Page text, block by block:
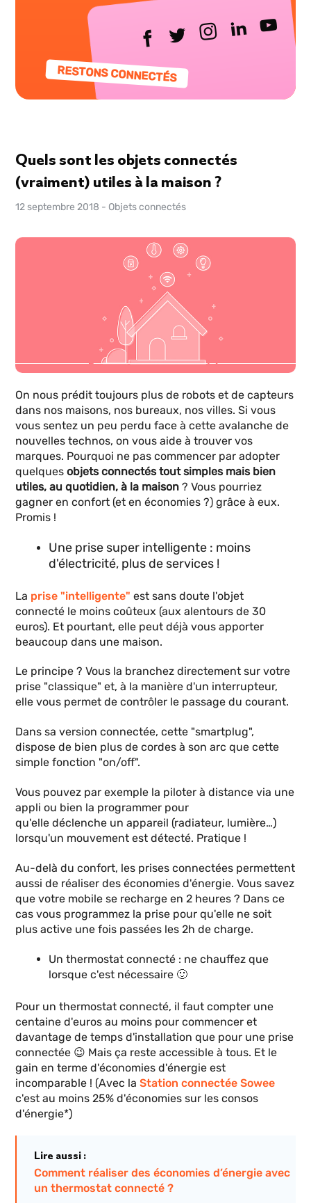
RESTONS CONNECTÉS
Quels sont les objets connectés
(vraiment) utiles à la maison ?
12 septembre 2018 - Objets connectés
On nous prédit toujours plus de robots et de capteurs
dans nos maisons, nos bureaux, nos villes. Si vous
vous sentez un peu perdu face à cette avalanche de
nouvelles technos, on vous aide à trouver vos
marques. Pourquoi ne pas commencer par adopter
quelquesobjets connectés tout simples mais bien
utiles, au quotidien, à la maison ? Vous pourriez
gagner en confort (et en économies ?) grâce à eux.
Promis !
Une prise super intelligente : moins
d'électricité, plus de services !
La prise "intelligente" est sans doute l'objet
connecté le moins coûteux (aux alentours de 30
euros). Et pourtant, elle peut déjà vous apporter
beaucoup dans une maison.
Le principe ? Vous la branchez directement sur votre
prise "classique" et, à la manière d'un interrupteur,
elle vous permet de contrôler le passage du courant.
Dans sa version connectée, cette "smartplug",
dispose de bien plus de cordes à son arc que cette
simple fonction "on/off".
Vous pouvez par exemple la piloter à distance via une
appli ou bien la programmer pour
qu'elle déclenche un appareil (radiateur, lumière…)
lorsqu'un mouvement est détecté. Pratique !
Au-delà du confort, les prises connectées permettent
aussi de réaliser des économies d'énergie. Vous savez
que votre mobile se recharge en 2 heures ? Dans ce
cas vous programmez la prise pour qu'elle ne soit
plus active une fois passées les 2h de charge.
Un thermostat connecté : ne chauffez que
lorsque c'est nécessaire 🙂
Pour un thermostat connecté, il faut compter une
centaine d'euros au moins pour commencer et
davantage de temps d'installation que pour une prise
connectée 😉 Mais ça reste accessible à tous. Et le
gain en terme d'économies d'énergie est
incomparable ! (Avec laStation connectée Sowee
c'est au moins 25% d'économies sur les consos
d'énergie*)
Lire aussi :
Comment réaliser des économies d’énergie avec
un thermostat connecté ?